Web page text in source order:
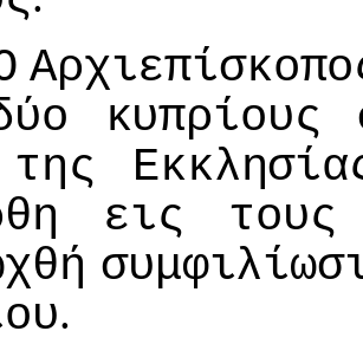
κυπρίoυς
της
εις
τoυς
.